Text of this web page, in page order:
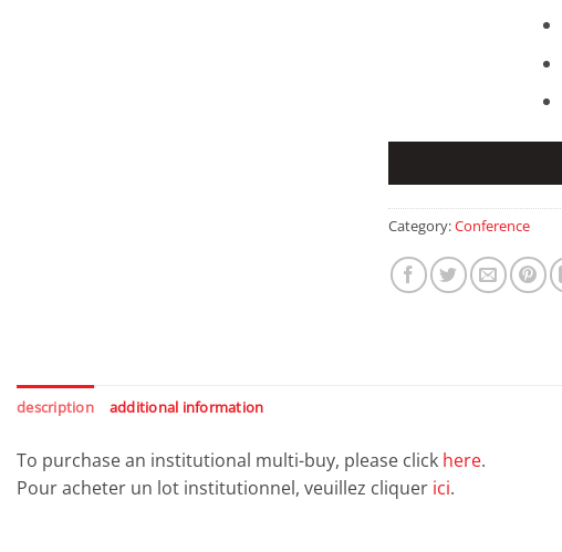
Category:Conference
description additional information
To purchase an institutional multi-buy, please click here.
Pour acheter un lot institutionnel, veuillez cliquer ici.